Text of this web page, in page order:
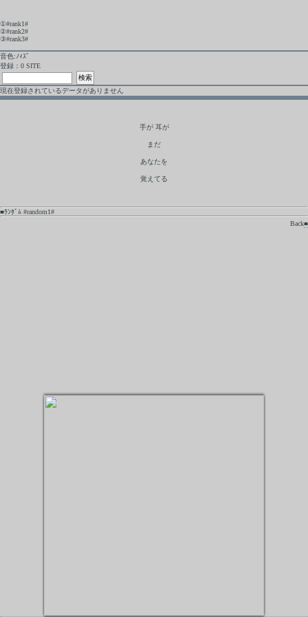
①#rank1#
②#rank2#
③#rank3#
音色:ﾉｨｽﾞ
登録：0 SITE
現在登録されているデータがありません
手が 耳が
まだ
あなたを
覚えてる
■ﾗﾝﾀﾞﾑ #random1#
Back■